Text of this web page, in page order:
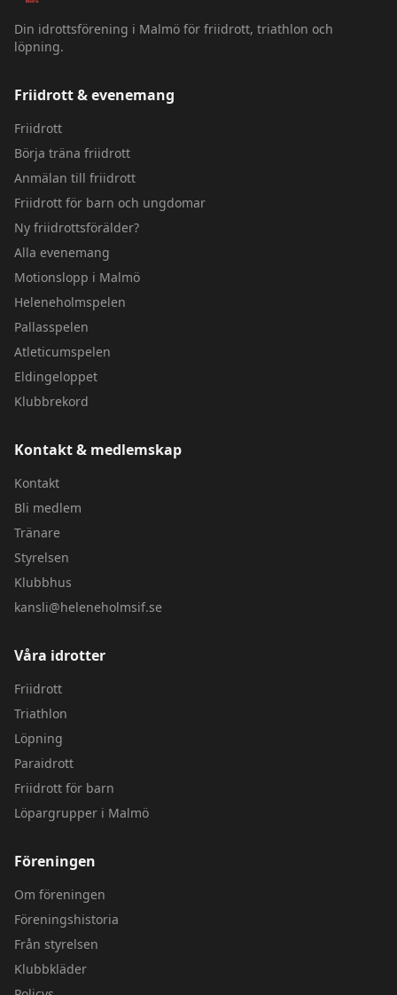
Din idrottsförening i Malmö för friidrott, triathlon och
löpning.
Friidrott & evenemang
Friidrott
Börja träna friidrott
Anmälan till friidrott
Friidrott för barn och ungdomar
Ny friidrottsförälder?
Alla evenemang
Motionslopp i Malmö
Heleneholmspelen
Pallasspelen
Atleticumspelen
Eldingeloppet
Klubbrekord
Kontakt & medlemskap
Kontakt
Bli medlem
Tränare
Styrelsen
Klubbhus
kansli@heleneholmsif.se
Våra idrotter
Friidrott
Triathlon
Löpning
Paraidrott
Friidrott för barn
Löpargrupper i Malmö
Föreningen
Om föreningen
Föreningshistoria
Från styrelsen
Klubbkläder